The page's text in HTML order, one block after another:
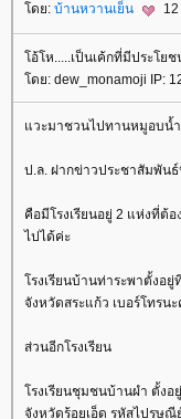
โดย: บ้านหวานเย็น
โอ้โห.....เป็นเค้กที่มีประโยช
โดย: dew_monamoji IP:
แวะมาชวนไปทานหมูอบน้
ป.ล. ฝากข่าวประชาสัมพัน
คือมีโรงเรียนอยู่ 2 แห่งที่ต้
ไปได้ค่ะ
โรงเรียนบ้านท่าระพาตั้งอ
จังหวัดสระแก้ว เบอร์โทรน
ส่วนอีกโรงเรียน
โรงเรียนชุมชนบ้านผำ ตั้งอ
จังหวัดร้อยเอ็ด รหัสไปรษ